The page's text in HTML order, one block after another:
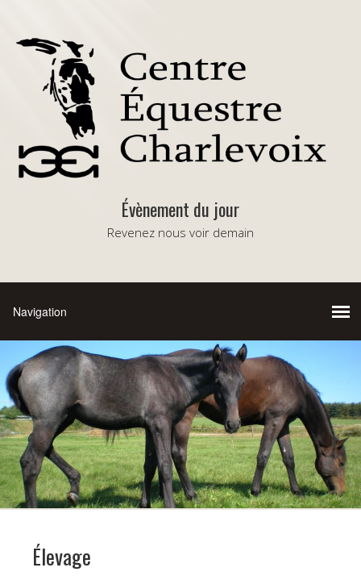
Évènement du jour
Revenez nous voir demain
Élevage